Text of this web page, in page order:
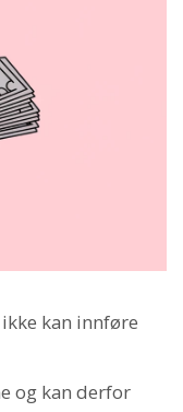
kan innføre
og kan derfor